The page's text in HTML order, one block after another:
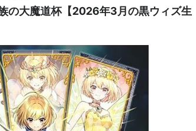
の大魔道杯【2026年3月の黒ウィズ生